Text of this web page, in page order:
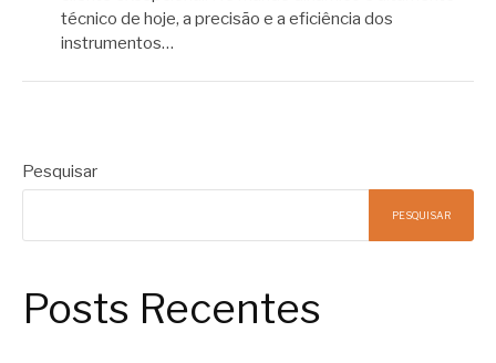
técnico de hoje, a precisão e a eficiência dos
instrumentos…
Pesquisar
PESQUISAR
Posts Recentes